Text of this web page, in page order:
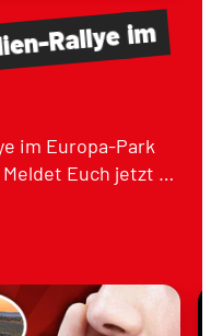
Rallyeim
im Europa-Park
Euch jetzt …